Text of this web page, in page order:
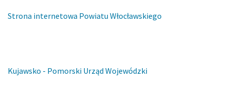
Strona internetowa Powiatu Włocławskiego
Kujawsko - Pomorski Urząd Wojewódzki